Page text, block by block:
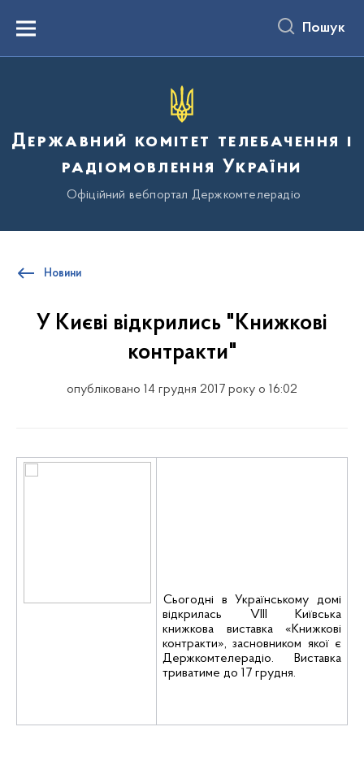
вмістуMenu Пошук
Державний комітет телебачення і
радіомовлення України
Офіційний вебпортал Держкомтелерадіо
Новини
У Києві відкрились "Книжкові
контракти"
опубліковано 14 грудня 2017 року о 16:02
Сьогодні в Українському домі
відкрилась VIІI Київська
книжкова виставка «Книжкові
контракти», засновником якої є
Держкомтелерадіо. Виставка
триватиме до 17 грудня.